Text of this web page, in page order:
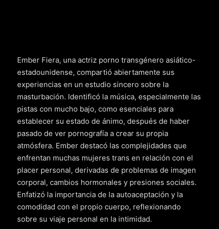
Ember Fiera, una actriz porno transgénero asiático-
estadounidense, compartió abiertamente sus
experiencias en un estudio sincero sobre la
masturbación. Identificó la música, especialmente las
pistas con mucho bajo, como esenciales para
establecer su estado de ánimo, después de haber
pasado de ver pornografía a crear su propia
atmósfera. Ember destacó las complejidades que
enfrentan muchas mujeres trans en relación con el
placer personal, derivadas de problemas de imagen
corporal, cambios hormonales y presiones sociales.
Enfatizó la importancia de la autoaceptación y la
comodidad con el propio cuerpo, reflexionando
sobre su viaje personal en la intimidad.